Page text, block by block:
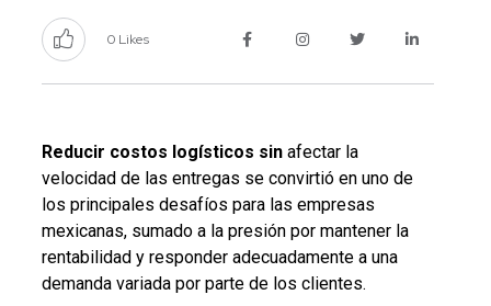
0 Likes
Reducir costos logísticos sinafectar la
velocidad de las entregas se convirtió en uno de
los principales desafíos para las empresas
mexicanas, sumado a la presión por mantener la
rentabilidad y responder adecuadamente a una
demanda variada por parte de los clientes.